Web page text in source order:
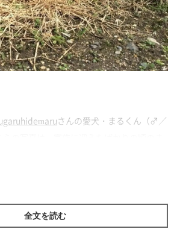
さんの愛犬・まるくん（♂／
いて飼い主さんに話を聞くと、家に来たば
小さくてコロコロ丸かったので、
全文を読む